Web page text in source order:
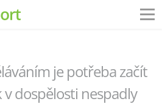
je potřeba začít
v dospělosti nespadly